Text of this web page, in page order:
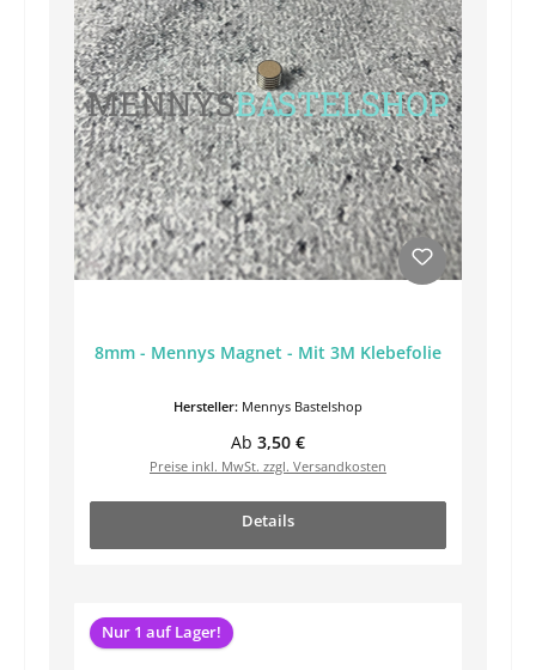
8mm - Mennys Magnet - Mit 3M Klebefolie
Hersteller: Mennys Bastelshop
Regulärer Preis:
Ab 3,50 €
Preise inkl. MwSt. zzgl. Versandkosten
Details
Nur 1 auf Lager!